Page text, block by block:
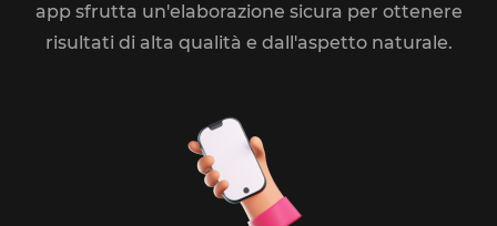
app sfrutta un'elaborazione sicura per ottenere
risultati di alta qualità e dall'aspetto naturale.